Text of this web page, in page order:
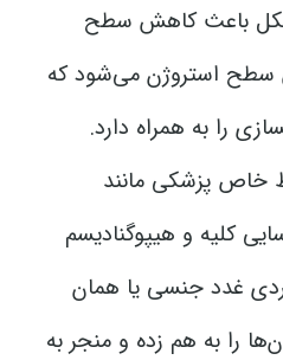
باعث کاهش سطح
سطح استروژن می‌شود که
را به همراه دارد.
خاص پزشکی مانند
کلیه و هیپوگنادیسم
غدد جنسی یا همان
را به هم زده و منجر به